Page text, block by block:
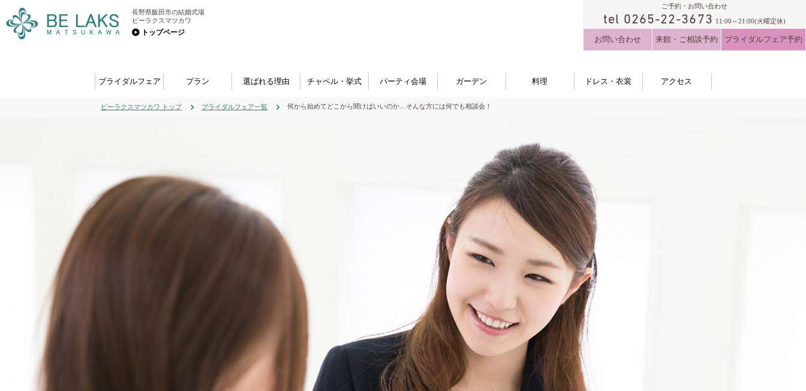
長野県飯田市の結婚式場
ビーラクスマツカワ
トップページ
ご予約・お問い合わせ
tel 0265-22-3673 11:00～21:00(火曜定休)
お問い合わせ 来館・ご相談予約 ブライダルフェア予約
ブライダルフェア プラン 選ばれる理由 チャペル・挙式 パーティ会場 ガーデン 料理 ドレス・衣裳 アクセス
ビーラクスマツカワ トップ ブライダルフェア一覧 何から始めてどこから聞けばいいのか…そんな方には何でも相談会！